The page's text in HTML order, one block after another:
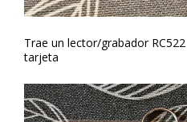
Trae un lector/grabador
tarjeta